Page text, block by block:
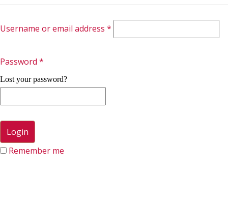
Username or email address *
Password *
Lost your password?
Remember me